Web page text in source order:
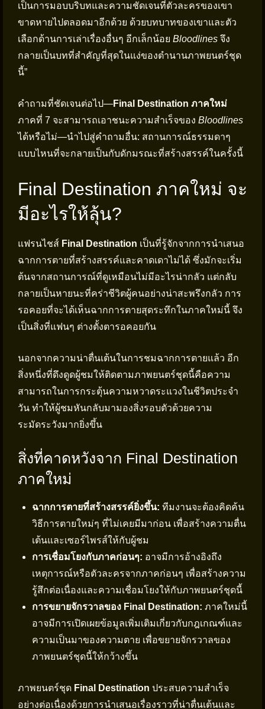
เป็นการมอบบริบทและความชัดเจนที่ตัวละครของเขา
ขาดหายไปตลอดมาอีกด้วย ด้วยบทบาทของเขาและตัว
เลือกด้านการเล่าเรื่องอื่นๆ อีกเล็กน้อย Bloodlines จึง
กลายเป็นบทที่สำคัญที่สุดในแง่ของตำนานภาพยนตร์ชุด
นี้”
คำถามที่ชัดเจนต่อไป—Final Destination ภาคใหม่
ภาคที่ 7 จะสามารถเอาชนะความสำเร็จของ Bloodlines
ได้หรือไม่—นำไปสู่คำถามอื่น: สถานการณ์ธรรมดาๆ
แบบไหนที่จะกลายเป็นกับดักมรณะที่สร้างสรรค์ในครั้งนี้
Final Destination ภาคใหม่ จะ
มีอะไรให้ลุ้น?
แฟรนไชส์ Final Destination เป็นที่รู้จักจากการนำเสนอ
ฉากการตายที่สร้างสรรค์และคาดเดาไม่ได้ ซึ่งมักจะเริ่ม
ต้นจากสถานการณ์ที่ดูเหมือนไม่มีอะไรน่ากลัว แต่กลับ
กลายเป็นหายนะที่คร่าชีวิตผู้คนอย่างน่าสะพรึงกลัว การ
รอคอยที่จะได้เห็นฉากการตายสุดระทึกในภาคใหม่นี้ จึง
เป็นสิ่งที่แฟนๆ ต่างตั้งตารอคอยกัน
นอกจากความน่าตื่นเต้นในการชมฉากการตายแล้ว อีก
สิ่งหนึ่งที่ดึงดูดผู้ชมให้ติดตามภาพยนตร์ชุดนี้คือความ
สามารถในการกระตุ้นความหวาดระแวงในชีวิตประจำ
วัน ทำให้ผู้ชมหันกลับมามองสิ่งรอบตัวด้วยความ
ระมัดระวังมากยิ่งขึ้น
สิ่งที่คาดหวังจาก Final Destination
ภาคใหม่
ฉากการตายที่สร้างสรรค์ยิ่งขึ้น: ทีมงานจะต้องคิดค้น
วิธีการตายใหม่ๆ ที่ไม่เคยมีมาก่อน เพื่อสร้างความตื่น
เต้นและเซอร์ไพรส์ให้กับผู้ชม
การเชื่อมโยงกับภาคก่อนๆ: อาจมีการอ้างอิงถึง
เหตุการณ์หรือตัวละครจากภาคก่อนๆ เพื่อสร้างความ
รู้สึกต่อเนื่องและความเชื่อมโยงให้กับภาพยนตร์ชุดนี้
การขยายจักรวาลของ Final Destination: ภาคใหม่นี้
อาจมีการเปิดเผยข้อมูลเพิ่มเติมเกี่ยวกับกฎเกณฑ์และ
ความเป็นมาของความตาย เพื่อขยายจักรวาลของ
ภาพยนตร์ชุดนี้ให้กว้างขึ้น
ภาพยนตร์ชุด Final Destination ประสบความสำเร็จ
อย่างต่อเนื่องด้วยการนำเสนอเรื่องราวที่น่าตื่นเต้นและ